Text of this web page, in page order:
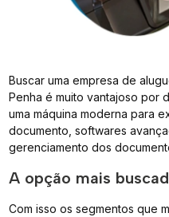
Buscar uma empresa de
Penha é muito vantajoso por
uma máquina moderna para
documento, softwares
gerenciamento dos
A opção mais
Com isso os segmentos que